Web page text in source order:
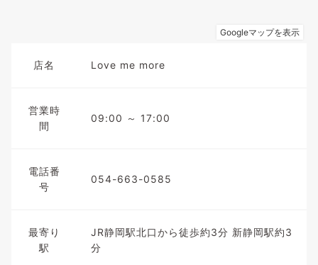
店名 Love me more
営業時
間
09:00 ～ 17:00
電話番
号
054-663-0585
最寄り
駅
JR静岡駅北口から徒歩約3分 新静岡駅約3
分